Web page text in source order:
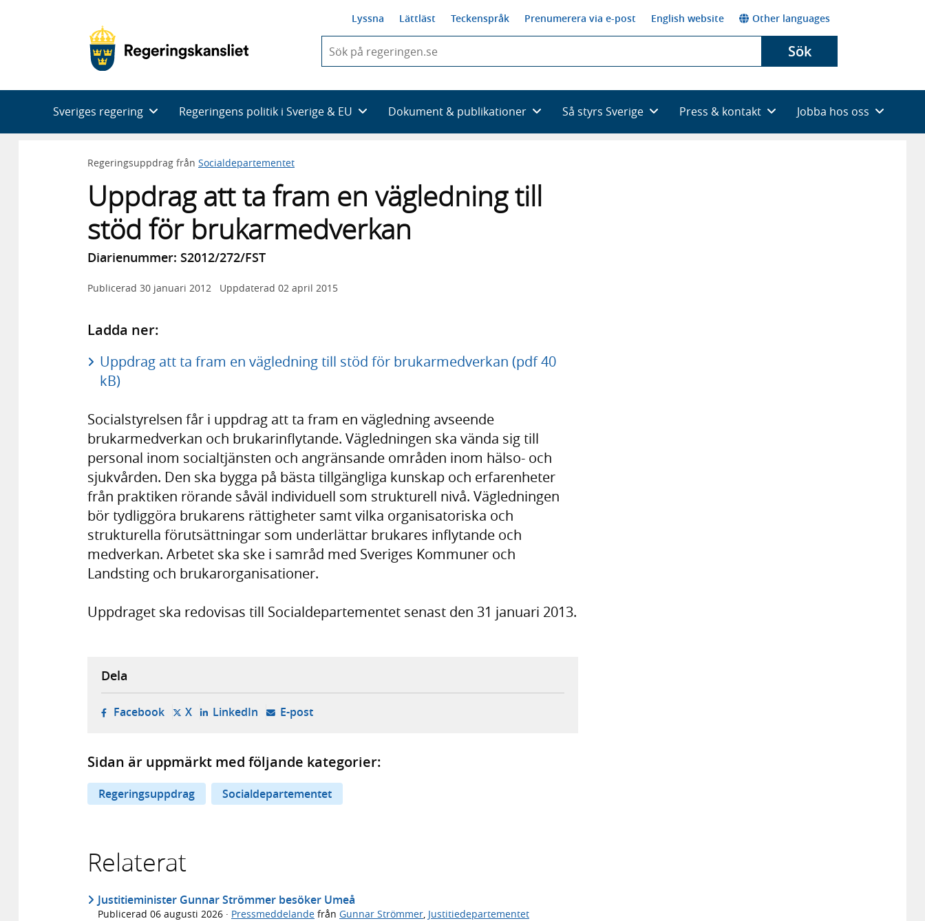
Lyssna Lättläst Teckenspråk Prenumerera via e-post English website Other languages
du
skriva
framträder
en
Sök
Sveriges regering Regeringens politik i Sverige & EU Dokument & publikationer Så styrs Sverige Press & kontakt Jobba hos oss
Regeringsuppdrag från Socialdepartementet
Uppdrag att ta fram en vägledning till
stöd för brukarmedverkan
Diarienummer: S2012/272/FST
Publicerad 30 januari 2012 Uppdaterad 02 april 2015
Ladda ner:
Uppdrag att ta fram en vägledning till stöd för brukarmedverkan (pdf 40
kB)
Socialstyrelsen får i uppdrag att ta fram en vägledning avseende
brukarmedverkan och brukarinflytande. Vägledningen ska vända sig till
personal inom socialtjänsten och angränsande områden inom hälso- och
sjukvården. Den ska bygga på bästa tillgängliga kunskap och erfarenheter
från praktiken rörande såväl individuell som strukturell nivå. Vägledningen
bör tydliggöra brukarens rättigheter samt vilka organisatoriska och
strukturella förutsättningar som underlättar brukares inflytande och
medverkan. Arbetet ska ske i samråd med Sveriges Kommuner och
Landsting och brukarorganisationer.
Uppdraget ska redovisas till Socialdepartementet senast den 31 januari 2013.
Dela
Facebook- öppnas i ny flik, extern webbplats,
X- öppnas i ny flik, extern webbplats,
LinkedIn- öppnas i ny flik, extern webbplats,
E-post- öppnar din e-postklient,
Sidan är uppmärkt med följande kategorier:
Regeringsuppdrag Socialdepartementet
Relaterat
Justitieminister Gunnar Strömmer besöker Umeå
Publicerad 06 augusti 2026 · Pressmeddelande från Gunnar Strömmer Justitiedepartementet